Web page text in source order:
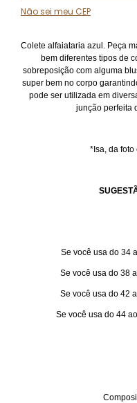
Não sei meu CEP
Colete alfaiataria azul. Peça
bem diferentes tipos de
sobreposição com alguma
super bem no corpo
pode ser utilizada em
junção perfeita
*Isa, da foto
Se você usa do 34
Se você usa do 38
Se você usa do 42
Se você usa do 44